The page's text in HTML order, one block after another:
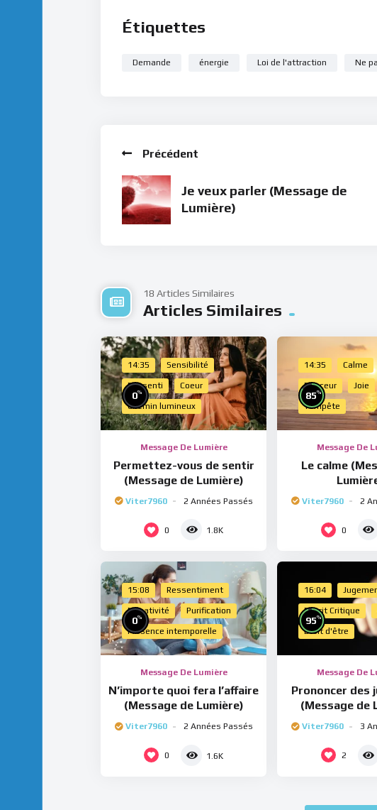
Étiquettes
Demande énergie Loi de l'attraction Ne
Précédent
Je veux parler (Message de
Lumière)
18 Articles Similaires
Articles Similaires
14:35 Sensibilité
Ressenti Coeur
Chemin lumineux
0%
Message De Lumière
Permettez-vous de sentir
(Message de Lumière)
Viter7960 2 Années Passés
0 1.8K
14:35 Calme
Douceur Joie
Tempête
85%
Message De
Le calme
Viter7960 2
0
15:08 Ressentiment
Négativité Purification
Présence intemporelle
0%
Message De Lumière
N’importe quoi fera l’affaire
(Message de Lumière)
Viter7960 2 Années Passés
0 1.6K
16:04
Esprit Critique
Droit d'être
95%
Message De
Prononcer des
(Message de
Viter7960 3
2